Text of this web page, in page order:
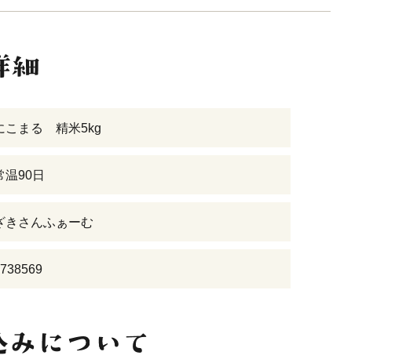
こまる 精米5kg
温90日
きさんふぁーむ